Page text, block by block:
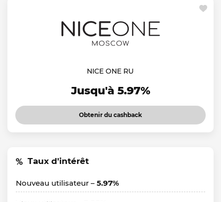
NICE ONE RU
Jusqu'à 5.97%
Obtenir du cashback
Taux d'intérêt
Nouveau utilisateur – 5.97%